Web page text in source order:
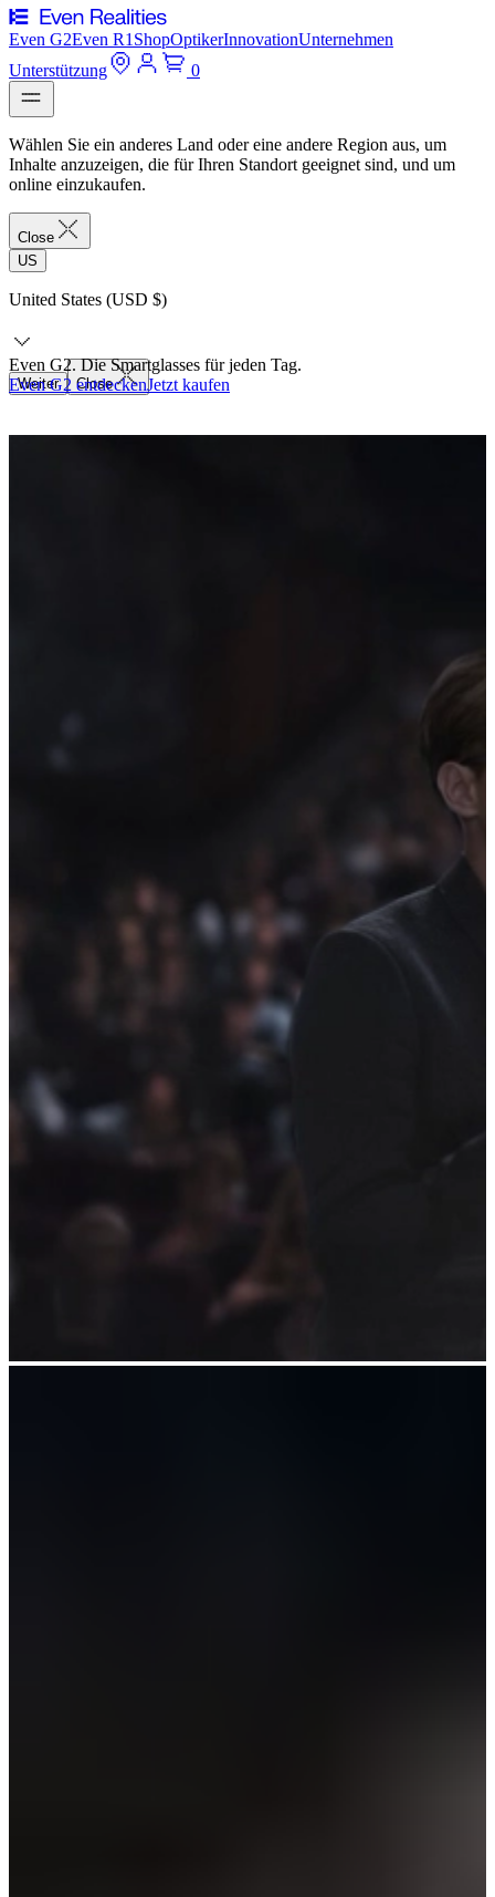
Even G2Even R1 ShopOptikerInnovationUnternehmen
Unterstützung
0
Wählen Sie ein anderes Land oder eine andere Region aus, um
Inhalte anzuzeigen, die für Ihren Standort geeignet sind, und um
online einzukaufen.
Close
US
United States (USD $)
Weiter Close
Even G2. Die Smartglasses für jeden Tag.
Even G2 entdeckenJetzt kaufen